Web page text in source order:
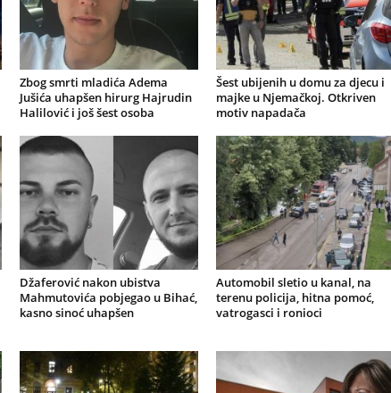
Zbog smrti mladića Adema
Jušića uhapšen hirurg Hajrudin
Halilović i još šest osoba
Šest ubijenih u domu za djecu i
majke u Njemačkoj. Otkriven
motiv napadača
Džaferović nakon ubistva
Mahmutovića pobjegao u Bihać,
kasno sinoć uhapšen
Automobil sletio u kanal, na
terenu policija, hitna pomoć,
vatrogasci i ronioci